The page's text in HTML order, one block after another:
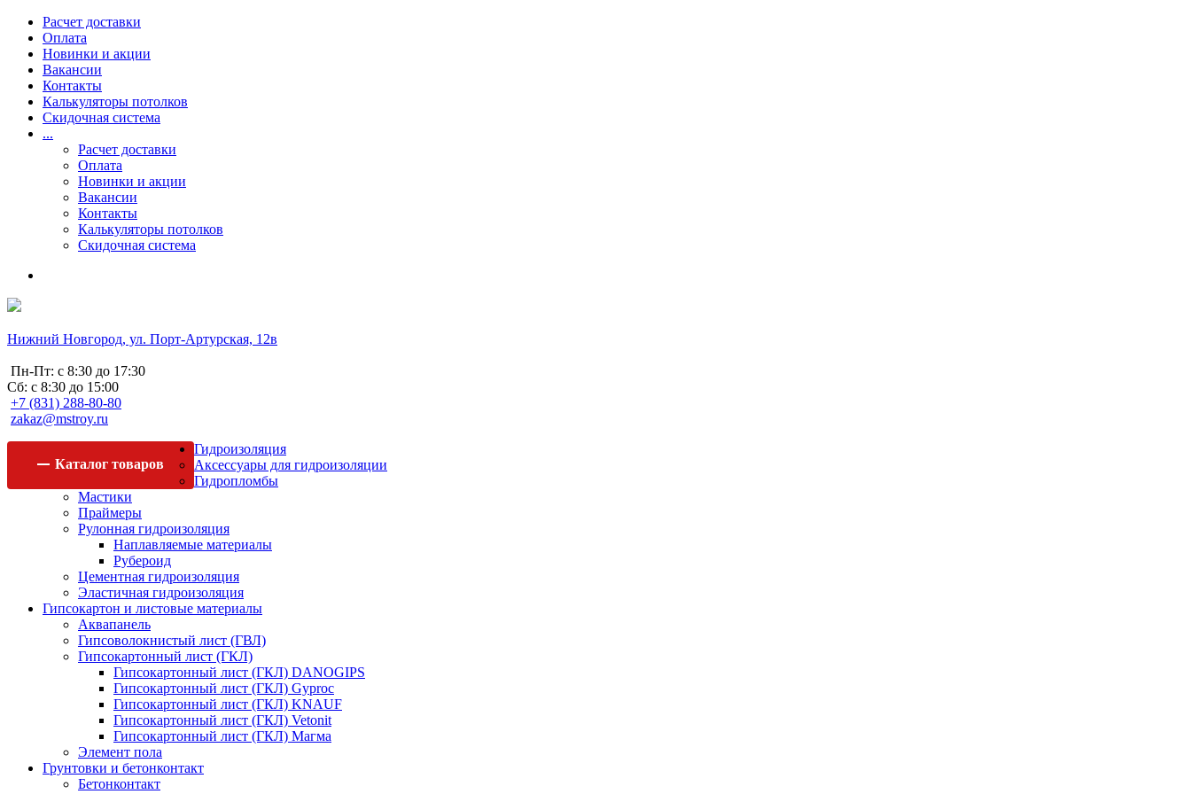
Расчет доставки
Оплата
Новинки и акции
Вакансии
Контакты
Калькуляторы потолков
Скидочная система
...
Расчет доставки
Оплата
Новинки и акции
Вакансии
Контакты
Калькуляторы потолков
Скидочная система
Нижний Новгород, ул. Порт-Артурская, 12в
Пн-Пт: с 8:30 до 17:30
Сб: с 8:30 до 15:00
+7 (831) 288-80-80
zakaz@mstroy.ru
Каталог товаров
Гидроизоляция
Аксессуары для гидроизоляции
Гидропломбы
Мастики
Праймеры
Рулонная гидроизоляция
Наплавляемые материалы
Рубероид
Цементная гидроизоляция
Эластичная гидроизоляция
Гипсокартон и листовые материалы
Аквапанель
Гипсоволокнистый лист (ГВЛ)
Гипсокартонный лист (ГКЛ)
Гипсокартонный лист (ГКЛ) DANOGIPS
Гипсокартонный лист (ГКЛ) Gyproc
Гипсокартонный лист (ГКЛ) KNAUF
Гипсокартонный лист (ГКЛ) Vetonit
Гипсокартонный лист (ГКЛ) Магма
Элемент пола
Грунтовки и бетонконтакт
Бетонконтакт